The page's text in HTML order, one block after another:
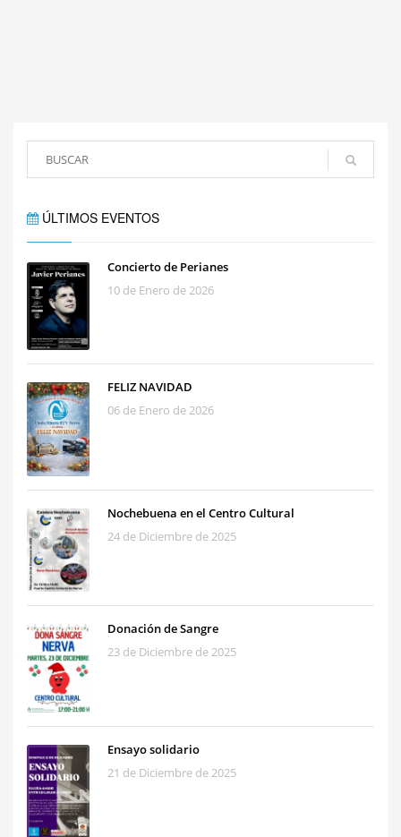
ÚLTIMOS EVENTOS
Concierto de Perianes
10 de Enero de 2026
FELIZ NAVIDAD
06 de Enero de 2026
Nochebuena en el Centro Cultural
24 de Diciembre de 2025
Donación de Sangre
23 de Diciembre de 2025
Ensayo solidario
21 de Diciembre de 2025